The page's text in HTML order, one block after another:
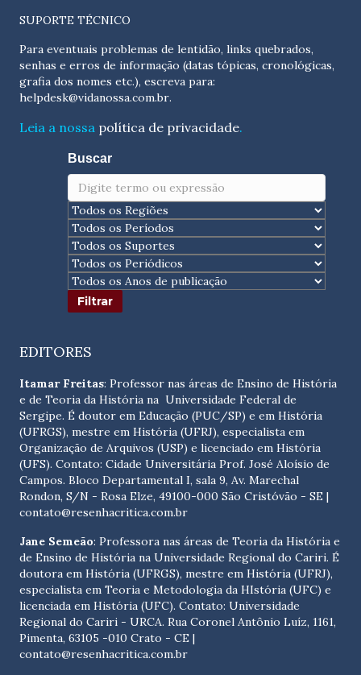
SUPORTE TÉCNICO
Para eventuais problemas de lentidão, links quebrados,
senhas e erros de informação (datas tópicas, cronológicas,
helpdesk@vidanossa.com.br.
Leia a nossa política de privacidade.
Buscar
EDITORES
Itamar Freitas: Professor nas áreas de Ensino de História
e de Teoria da História na Universidade Federal de
Sergipe. É doutor em Educação (PUC/SP) e em História
(UFRGS), mestre em História (UFRJ), especialista em
Organização de Arquivos (USP) e licenciado em História
(UFS). Contato: Cidade Universitária Prof. José Aloísio de
Campos. Bloco Departamental I, sala 9, Av. Marechal
Rondon, S/N - Rosa Elze, 49100-000 São Cristóvão - SE |
contato@resenhacritica.com.br
Jane Semeão: Professora nas áreas de Teoria da História e
de Ensino de História na Universidade Regional do Cariri. É
doutora em História (UFRGS), mestre em História (UFRJ),
especialista em Teoria e Metodologia da HIstória (UFC) e
licenciada em História (UFC). Contato: Universidade
Regional do Cariri - URCA. Rua Coronel Antônio Luíz, 1161,
Pimenta, 63105 -010 Crato - CE |
contato@resenhacritica.com.br